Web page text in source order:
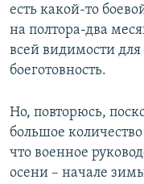
есть какой-то
на полтора-два
всей видимости
боеготовность.
Но, повторюсь,
большое
что военное
осени – начале